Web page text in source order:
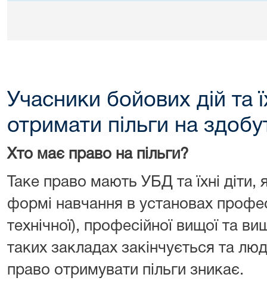
Учасники бойових дій та
отримати пільги на
Хто має право на пільги?
Таке право мають УБД та їхні діти,
формі навчання в установах
технічної), професійної вищої та
таких закладах закінчується та
право отримувати пільги зникає.